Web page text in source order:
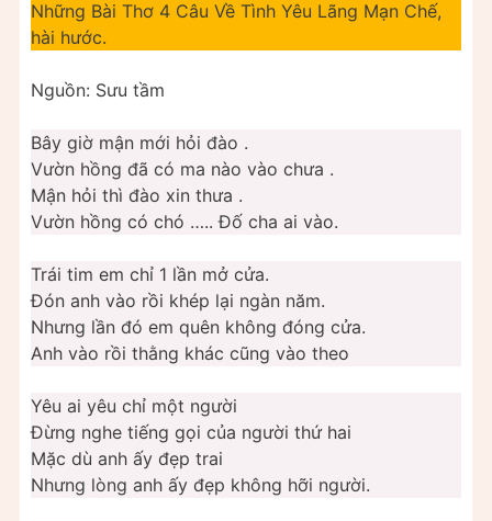
Những Bài Thơ 4 Câu Về Tình Yêu Lãng Mạn Chế,
hài hước.
Nguồn: Sưu tầm
Bây giờ mận mới hỏi đào .
Vườn hồng đã có ma nào vào chưa .
Mận hỏi thì đào xin thưa .
Vườn hồng có chó ….. Đố cha ai vào.
Trái tim em chỉ 1 lần mở cửa.
Đón anh vào rồi khép lại ngàn năm.
Nhưng lần đó em quên không đóng cửa.
Anh vào rồi thằng khác cũng vào theo
Yêu ai yêu chỉ một người
Đừng nghe tiếng gọi của người thứ hai
Mặc dù anh ấy đẹp trai
Nhưng lòng anh ấy đẹp không hỡi người.